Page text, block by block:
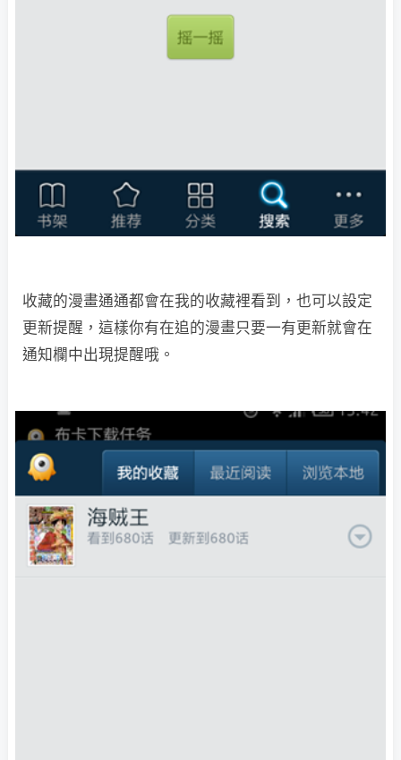
收藏的漫畫通通都會在我的收藏裡看到，也可以設定
更新提醒，這樣你有在追的漫畫只要一有更新就會在
通知欄中出現提醒哦。